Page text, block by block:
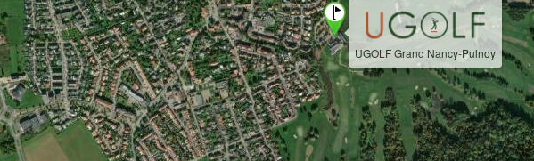
UGOLF Grand Nancy-Pulnoy